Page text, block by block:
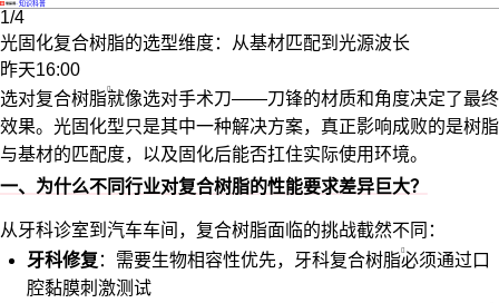
·知识科普
1/4
光固化复合树脂的选型维度：从基材匹配到光源波长
昨天16:00
选对复合树脂就像选对手术刀——刀锋的材质和角度决定了最终
效果。光固化型只是其中一种解决方案，真正影响成败的是树脂
与基材的匹配度，以及固化后能否扛住实际使用环境。
一、为什么不同行业对复合树脂的性能要求差异巨大？
从牙科诊室到汽车车间，复合树脂面临的挑战截然不同：
牙科修复 ：需要生物相容性优先， 牙科复合树脂必须通过口
腔黏膜刺激测试